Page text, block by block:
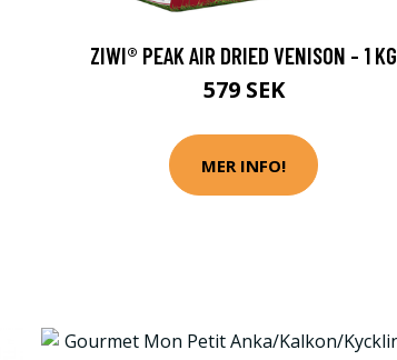
ZIWI® PEAK AIR DRIED VENISON - 1 KG
579 SEK
MER INFO!